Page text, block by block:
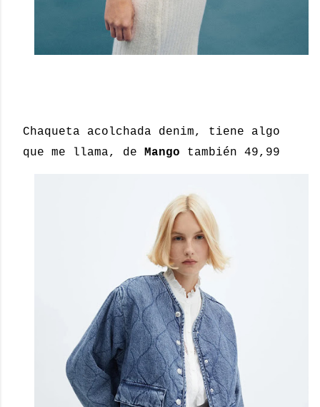
Chaqueta acolchada denim, tiene algo
que me llama, de Mango también 49,99